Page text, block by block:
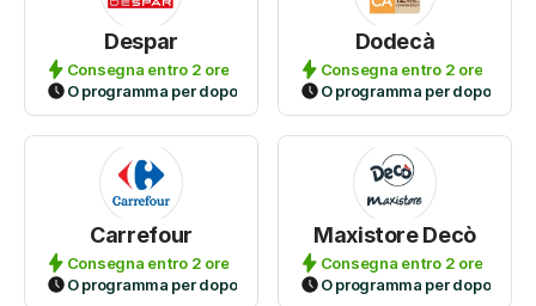
Despar
Consegna entro 2 ore
O programma per dopo
Dodecà
Consegna entro 2 ore
O programma per dopo
Carrefour
Consegna entro 2 ore
O programma per dopo
Maxistore Decò
Consegna entro 2 ore
O programma per dopo